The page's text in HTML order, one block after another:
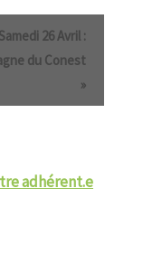
Samedi 26 Avril :
du Conest
»
adhérent.e